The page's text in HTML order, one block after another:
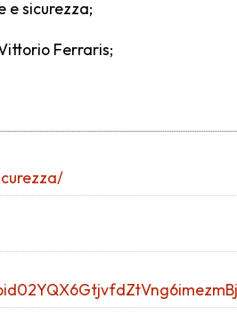
e sicurezza;
Ferraris;